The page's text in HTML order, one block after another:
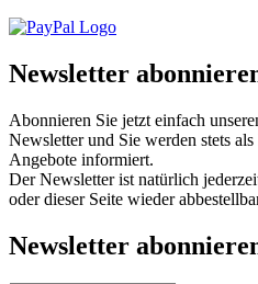
Newsletter
Abonnieren Sie jetzt einfach
Newsletter und Sie werden stets
Angebote informiert.
Der Newsletter ist natürlich
oder dieser Seite wieder
Newsletter